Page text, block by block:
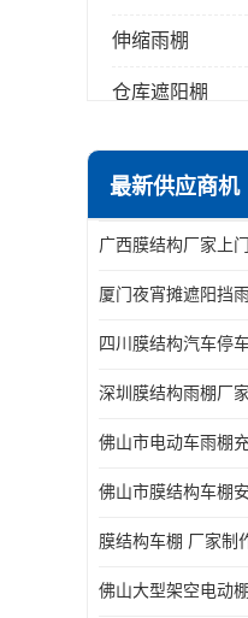
伸缩雨棚
仓库遮阳棚
电动推拉雨棚
膜结构停景观棚
最新供应商机